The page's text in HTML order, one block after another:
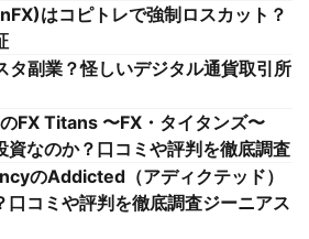
はコピトレで強制ロスカット？
タ副業？怪しいデジタル通貨取引所
FX Titans 〜FX・タイタンズ〜
資なのか？口コミや評判を徹底調査
のAddicted（アディクテッド）
口コミや評判を徹底調査ジーニアス